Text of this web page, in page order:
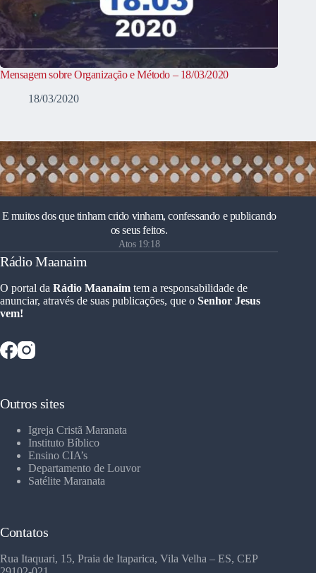
Mensagem sobre Organização e Método – 18/03/2020
18/03/2020
E muitos dos que tinham crido vinham, confessando e publicando
os seus feitos.
Atos 19:18
Rádio Maanaim
O portal da Rádio Maanaim tem a responsabilidade de
anunciar, através de suas publicações, que o Senhor Jesus
vem!
Outros sites
Igreja Cristã Maranata
Instituto Bíblico
Ensino CIA’s
Departamento de Louvor
Satélite Maranata
Contatos
Rua Itaquari, 15, Praia de Itaparica, Vila Velha – ES, CEP